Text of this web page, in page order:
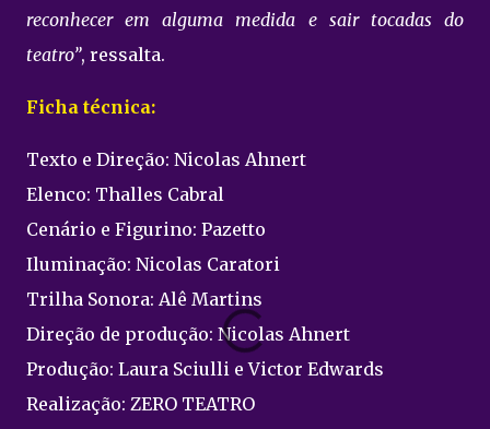
reconhecer em alguma medida e sair tocadas do
teatro”, ressalta.
Ficha técnica:
Texto e Direção: Nicolas Ahnert
Elenco: Thalles Cabral
Cenário e Figurino: Pazetto
Iluminação: Nicolas Caratori
Trilha Sonora: Alê Martins
Direção de produção: Nicolas Ahnert
Produção: Laura Sciulli e Victor Edwards
Realização: ZERO TEATRO